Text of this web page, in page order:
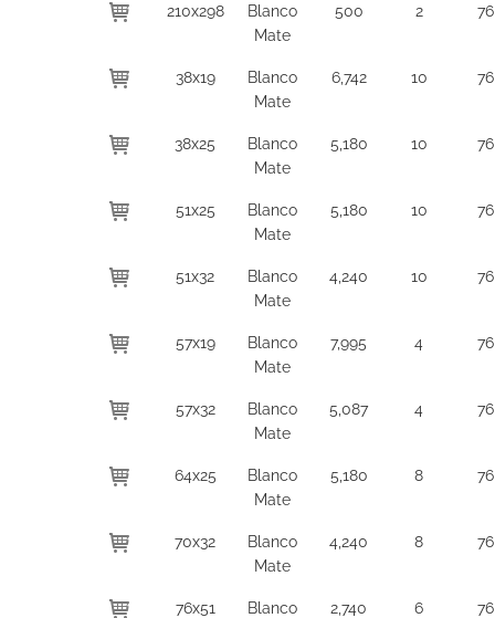
210x298
Blanco
Mate
500 2 76
38x19
Blanco
Mate
6,742 10 76
38x25
Blanco
Mate
5,180 10 76
51x25
Blanco
Mate
5,180 10 76
51x32
Blanco
Mate
4,240 10 76
57x19
Blanco
Mate
7,995 4 76
57x32
Blanco
Mate
5,087 4 76
64x25
Blanco
Mate
5,180 8 76
70x32
Blanco
Mate
4,240 8 76
76x51
Blanco
2,740 6 76